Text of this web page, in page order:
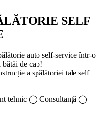
SELF
auto self-service într-o
bătăi de cap!
a spălătoriei tale self
tehnic ◯ Consultanță ◯